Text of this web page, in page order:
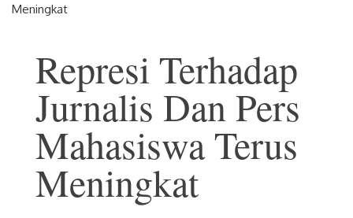
Meningkat
Represi Terhadap
Jurnalis Dan Pers
Mahasiswa Terus
Meningkat